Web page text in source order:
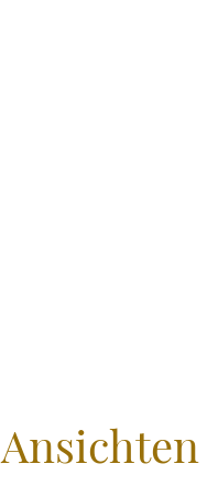
Ansichten